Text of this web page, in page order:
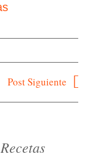
Post Siguiente